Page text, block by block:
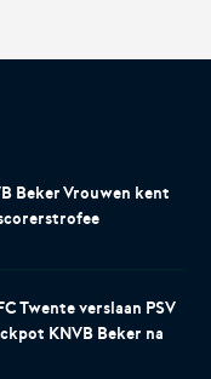
Beker Vrouwen kent
Twente verslaan PSV
KNVB Beker na